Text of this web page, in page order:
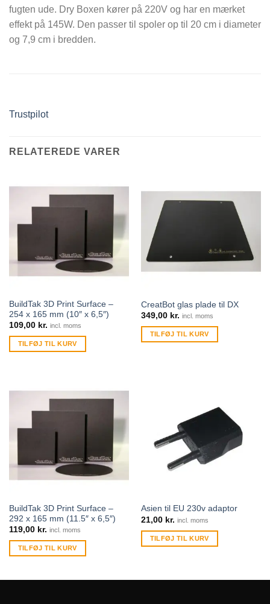
fugten ude. Dry Boxen kører på 220V og har en mærket
effekt på 145W. Den passer til spoler op til 20 cm i diameter
og 7,9 cm i bredden.
Trustpilot
RELATEREDE VARER
BuildTak 3D Print Surface –
254 x 165 mm (10″ x 6,5″)
109,00 kr. incl. moms
TILFØJ TIL KURV
CreatBot glas plade til DX
349,00 kr. incl. moms
TILFØJ TIL KURV
BuildTak 3D Print Surface –
292 x 165 mm (11.5″ x 6,5″)
119,00 kr. incl. moms
TILFØJ TIL KURV
Asien til EU 230v adaptor
21,00 kr. incl. moms
TILFØJ TIL KURV